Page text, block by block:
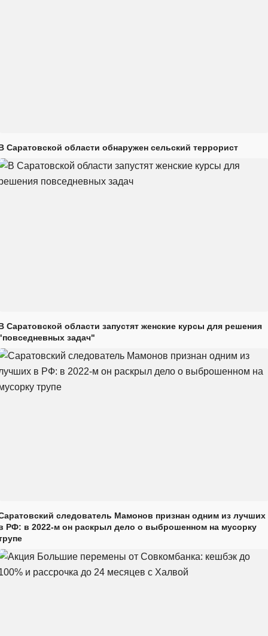
Саратовской области обнаружен сельский террорист
Саратовской области запустят женские курсы для решения
задач"
следователь Мамонов признан одним из лучших
РФ: в 2022-м он раскрыл дело о выброшенном на мусорку